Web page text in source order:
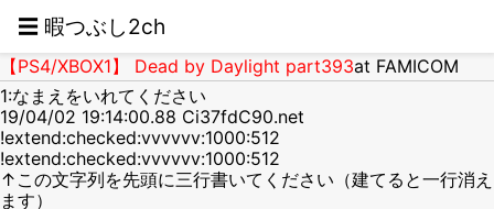
☰ 暇つぶし2ch
【PS4/XBOX1】 Dead by Daylight part393at FAMICOM
1:なまえをいれてください
19/04/02 19:14:00.88 Ci37fdC90.net
!extend:checked:vvvvvv:1000:512
!extend:checked:vvvvvv:1000:512
↑この文字列を先頭に三行書いてください（建てると一行消え
ます）